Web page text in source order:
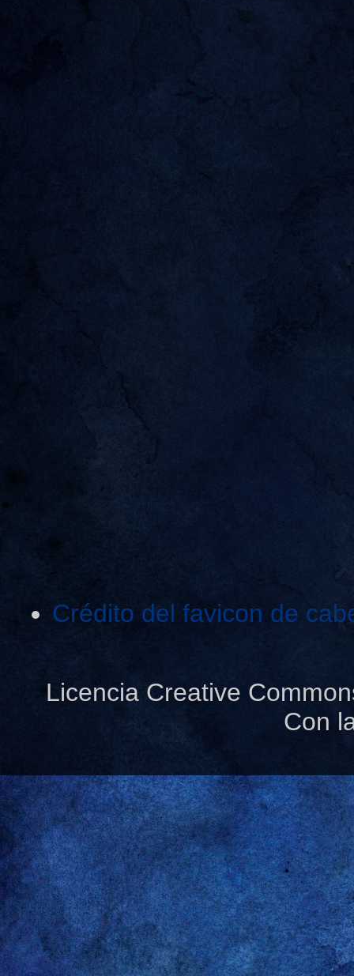
Crédito del favicon de
Licencia Creative
Con